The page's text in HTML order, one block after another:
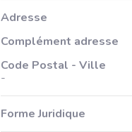
Adresse
Complément adresse
Code Postal - Ville
-
Forme Juridique